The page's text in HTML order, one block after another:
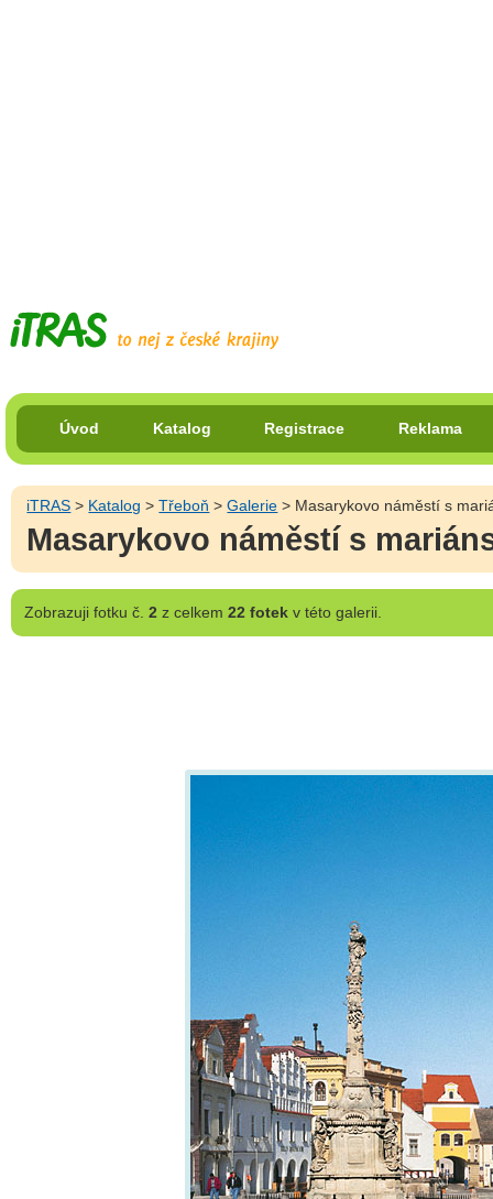
Úvod Katalog Registrace Reklama
iTRAS > Katalog >Třeboň >Galerie > Masarykovo náměstí s
Masarykovo náměstí s
Zobrazujifotku č. 2 z celkem 22 fotekv této galerii.